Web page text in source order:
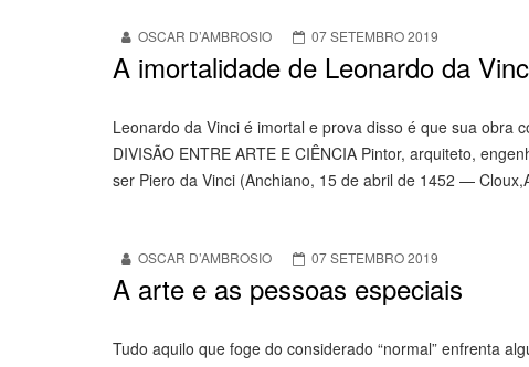
OSCAR D’AMBROSIO 07 SETEMBRO 2019
A imortalidade de Leonardo da
Leonardo da Vinci é imortal e prova disso é que sua obra
DIVISÃO ENTRE ARTE E CIÊNCIA Pintor, arquiteto,
ser Piero da Vinci (Anchiano, 15 de abril de 1452 —
OSCAR D’AMBROSIO 07 SETEMBRO 2019
A arte e as pessoas especiais
Tudo aquilo que foge do considerado “normal” enfrenta